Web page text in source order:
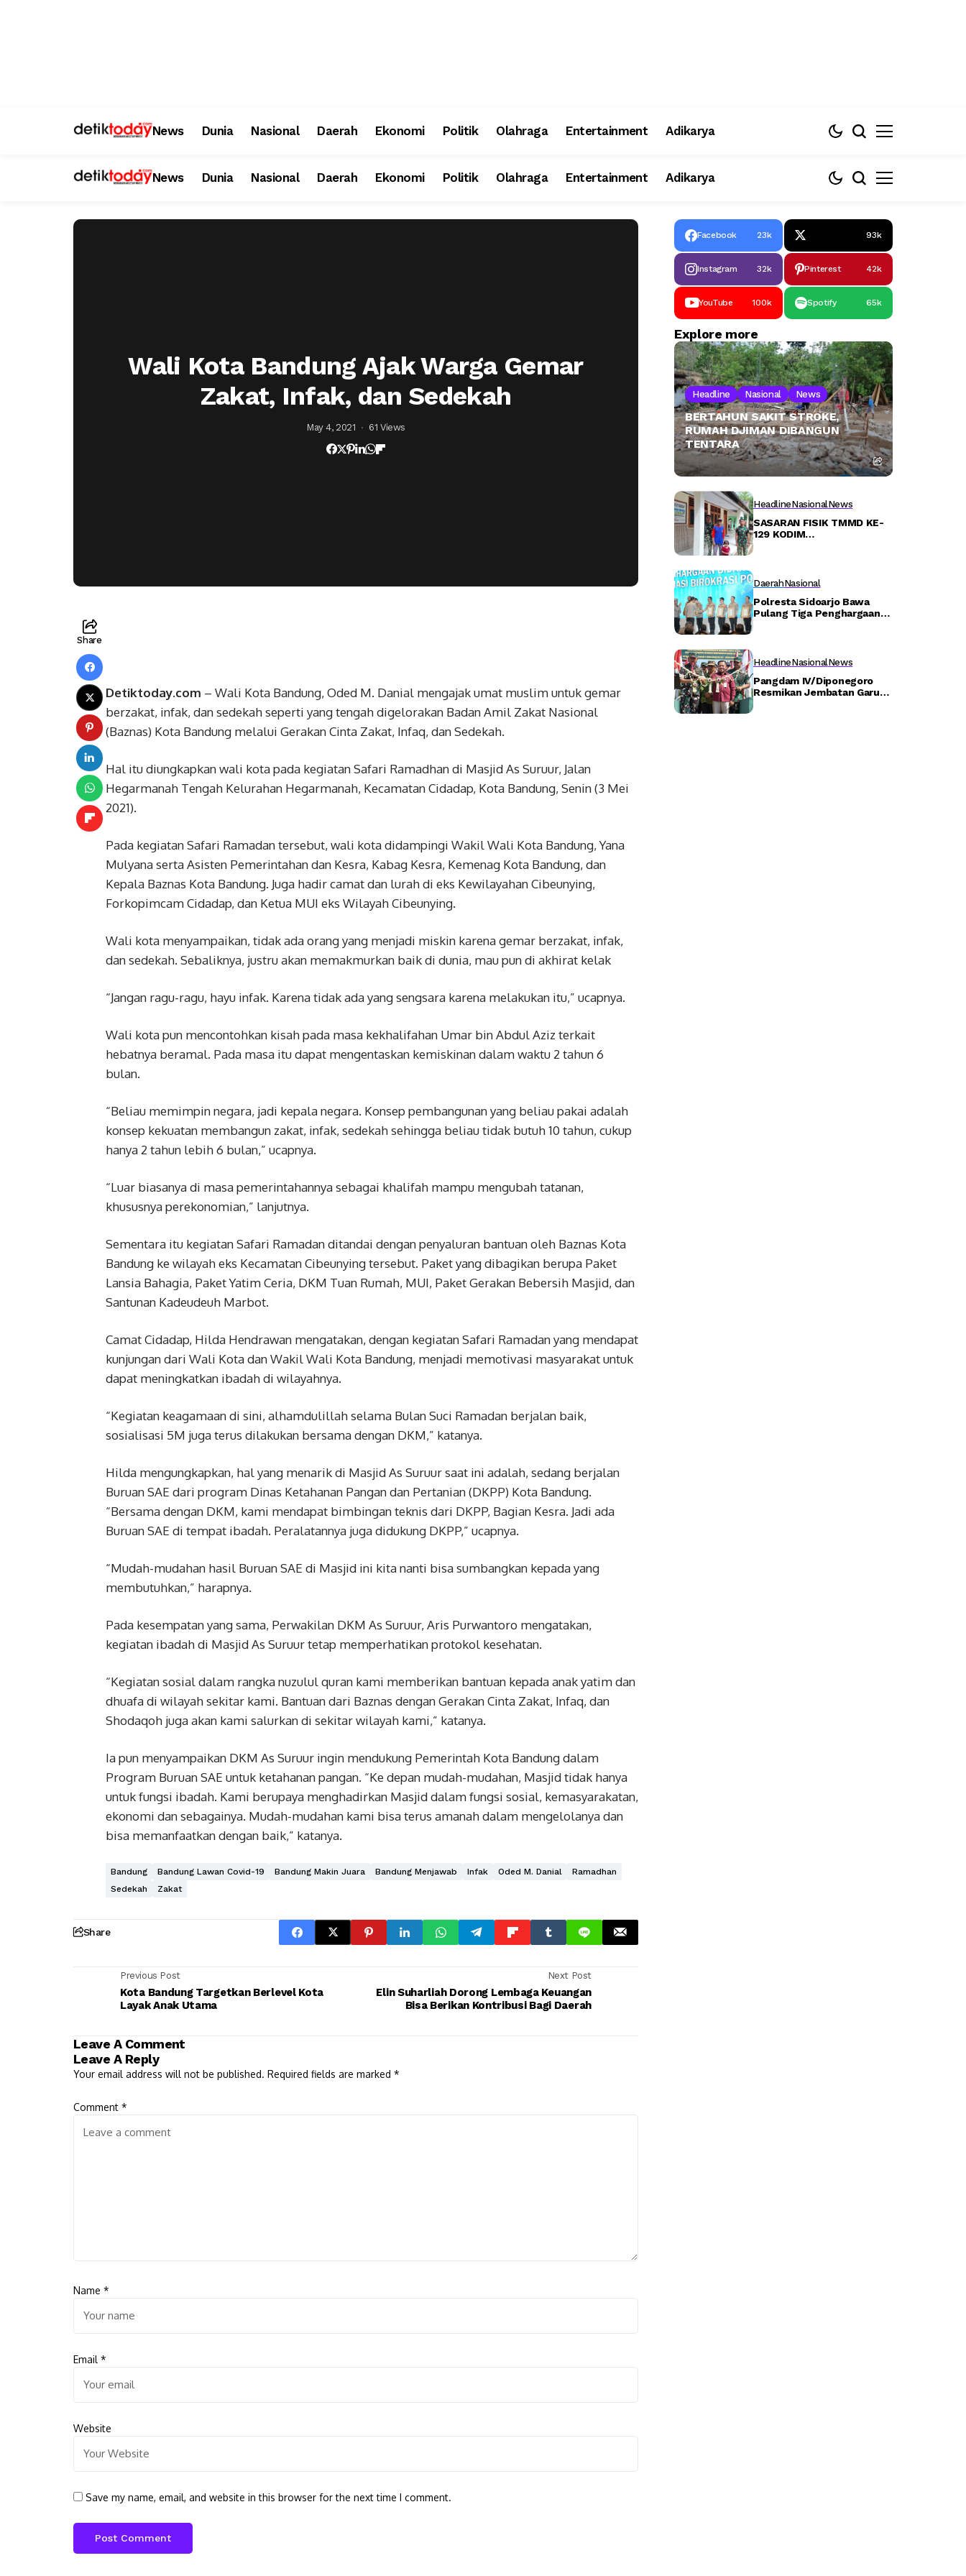
News Dunia Nasional Daerah Ekonomi Politik Olahraga Entertainment Adikarya
News Dunia Nasional Daerah Ekonomi Politik Olahraga Entertainment Adikarya
Wali Kota Bandung Ajak Warga Gemar
Zakat, Infak, dan Sedekah
May 4, 2021 61 Views
Share
Detiktoday.com – Wali Kota Bandung, Oded M. Danial mengajak umat muslim untuk gemar
berzakat, infak, dan sedekah seperti yang tengah digelorakan Badan Amil Zakat Nasional
(Baznas) Kota Bandung melalui Gerakan Cinta Zakat, Infaq, dan Sedekah.
Hal itu diungkapkan wali kota pada kegiatan Safari Ramadhan di Masjid As Suruur, Jalan
Hegarmanah Tengah Kelurahan Hegarmanah, Kecamatan Cidadap, Kota Bandung, Senin (3 Mei
2021).
Pada kegiatan Safari Ramadan tersebut, wali kota didampingi Wakil Wali Kota Bandung, Yana
Mulyana serta Asisten Pemerintahan dan Kesra, Kabag Kesra, Kemenag Kota Bandung, dan
Kepala Baznas Kota Bandung. Juga hadir camat dan lurah di eks Kewilayahan Cibeunying,
Forkopimcam Cidadap, dan Ketua MUI eks Wilayah Cibeunying.
Wali kota menyampaikan, tidak ada orang yang menjadi miskin karena gemar berzakat, infak,
dan sedekah. Sebaliknya, justru akan memakmurkan baik di dunia, mau pun di akhirat kelak
“Jangan ragu-ragu, hayu infak. Karena tidak ada yang sengsara karena melakukan itu,” ucapnya.
Wali kota pun mencontohkan kisah pada masa kekhalifahan Umar bin Abdul Aziz terkait
hebatnya beramal. Pada masa itu dapat mengentaskan kemiskinan dalam waktu 2 tahun 6
bulan.
“Beliau memimpin negara, jadi kepala negara. Konsep pembangunan yang beliau pakai adalah
konsep kekuatan membangun zakat, infak, sedekah sehingga beliau tidak butuh 10 tahun, cukup
hanya 2 tahun lebih 6 bulan,” ucapnya.
“Luar biasanya di masa pemerintahannya sebagai khalifah mampu mengubah tatanan,
khususnya perekonomian,” lanjutnya.
Sementara itu kegiatan Safari Ramadan ditandai dengan penyaluran bantuan oleh Baznas Kota
Bandung ke wilayah eks Kecamatan Cibeunying tersebut. Paket yang dibagikan berupa Paket
Lansia Bahagia, Paket Yatim Ceria, DKM Tuan Rumah, MUI, Paket Gerakan Bebersih Masjid, dan
Santunan Kadeudeuh Marbot.
Camat Cidadap, Hilda Hendrawan mengatakan, dengan kegiatan Safari Ramadan yang mendapat
kunjungan dari Wali Kota dan Wakil Wali Kota Bandung, menjadi memotivasi masyarakat untuk
dapat meningkatkan ibadah di wilayahnya.
“Kegiatan keagamaan di sini, alhamdulillah selama Bulan Suci Ramadan berjalan baik,
sosialisasi 5M juga terus dilakukan bersama dengan DKM,” katanya.
Hilda mengungkapkan, hal yang menarik di Masjid As Suruur saat ini adalah, sedang berjalan
Buruan SAE dari program Dinas Ketahanan Pangan dan Pertanian (DKPP) Kota Bandung.
“Bersama dengan DKM, kami mendapat bimbingan teknis dari DKPP, Bagian Kesra. Jadi ada
Buruan SAE di tempat ibadah. Peralatannya juga didukung DKPP,” ucapnya.
“Mudah-mudahan hasil Buruan SAE di Masjid ini kita nanti bisa sumbangkan kepada yang
membutuhkan,” harapnya.
Pada kesempatan yang sama, Perwakilan DKM As Suruur, Aris Purwantoro mengatakan,
kegiatan ibadah di Masjid As Suruur tetap memperhatikan protokol kesehatan.
“Kegiatan sosial dalam rangka nuzulul quran kami memberikan bantuan kepada anak yatim dan
dhuafa di wilayah sekitar kami. Bantuan dari Baznas dengan Gerakan Cinta Zakat, Infaq, dan
Shodaqoh juga akan kami salurkan di sekitar wilayah kami,” katanya.
Ia pun menyampaikan DKM As Suruur ingin mendukung Pemerintah Kota Bandung dalam
Program Buruan SAE untuk ketahanan pangan. “Ke depan mudah-mudahan, Masjid tidak hanya
untuk fungsi ibadah. Kami berupaya menghadirkan Masjid dalam fungsi sosial, kemasyarakatan,
ekonomi dan sebagainya. Mudah-mudahan kami bisa terus amanah dalam mengelolanya dan
bisa memanfaatkan dengan baik,” katanya.
Bandung Bandung Lawan Covid-19 Bandung Makin Juara Bandung Menjawab Infak Oded M. Danial
Ramadhan
Sedekah
Zakat
Share
Previous Post
Kota Bandung Targetkan Berlevel Kota
Layak Anak Utama
Next Post
Elin Suharliah Dorong Lembaga Keuangan
Bisa Berikan Kontribusi Bagi Daerah
Leave A Comment
Leave A Reply
Your email address will not be published. Required fields are marked *
Comment *
Name *
Email *
Website
Save my name, email, and website in this browser for the next time I comment.
Facebook 23k 93k
Instagram 32k Pinterest 42k
YouTube 100k Spotify 65k
Explore more
Headline Nasional News
BERTAHUN SAKIT STROKE,
RUMAH DJIMAN DIBANGUN
TENTARA
HeadlineNasionalNews
SASARAN FISIK TMMD KE-
129 KODIM
DaerahNasional
Polresta Sidoarjo Bawa
Pulang Tiga Penghargaan
HeadlineNasionalNews
Pangdam IV/Diponegoro
Resmikan Jembatan Garuda